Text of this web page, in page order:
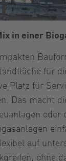
in einer
für
Platz für
Das macht
oder
auf
ohne